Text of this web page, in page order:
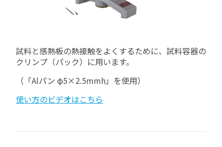
試料と感熱板の熱接触をよくするために、試料容器の
クリンプ（パック）に用います。
（「Alパン φ5×2.5mmh」を使用）
使い方のビデオはこちら